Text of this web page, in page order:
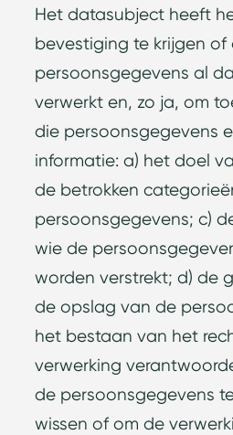
Het datasubject heeft
bevestiging te krijgen
persoonsgegevens al
verwerkt en, zo ja, om
die persoonsgegevens
informatie: a) het doel
de betrokken
persoonsgegevens; c)
wie de
worden verstrekt; d) de
de opslag van de
het bestaan van het
verwerking
de persoonsgegevens
wissen of om de